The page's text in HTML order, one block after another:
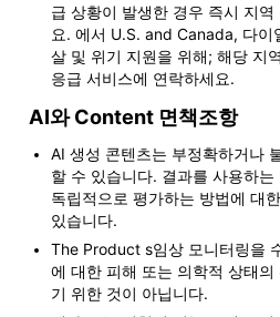
급 상황이 발생한 경우 즉시 지
요. 에서 U.S. and Canada, 다
살 및 위기 지원을 위해; 해당 지
응급 서비스에 연락하세요.
AI와 Content 면책조항
AI 생성 콘텐츠는 부정확하거나
할 수 있습니다. 결과를 사용하
독립적으로 평가하는 방법에 대
있습니다.
The Product s임상 모니터링을
에 대한 피해 또는 의학적 상태
기 위한 것이 아닙니다.